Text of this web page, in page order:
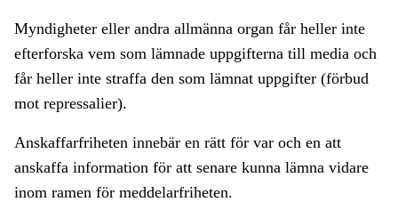
Myndigheter eller andra allmänna organ får heller inte
efterforska vem som lämnade uppgifterna till media och
får heller inte straffa den som lämnat uppgifter (förbud
mot repressalier).
Anskaffarfriheten innebär en rätt för var och en att
anskaffa information för att senare kunna lämna vidare
inom ramen för meddelarfriheten.